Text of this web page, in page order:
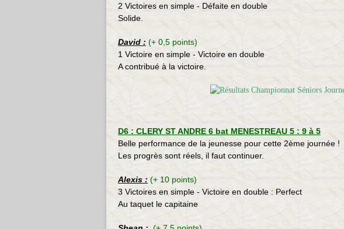
2 Victoires en simple - Défaite en double
Solide.
David : (+ 0,5 points)
1 Victoire en simple - Victoire en double
A contribué à la victoire.
D6 : CLERY ST ANDRE 6 bat MENESTREAU 5 : 9 à 5
Belle performance de la jeunesse pour cette 2ème journée !
Les progrès sont réels, il faut continuer.
Alexis : (+ 10 points)
3 Victoires en simple - Victoire en double : Perfect
Au taquet le capitaine